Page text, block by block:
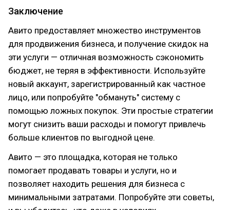
Заключение
Авито предоставляет множество инструментов
для продвижения бизнеса, и получение скидок на
эти услуги — отличная возможность сэкономить
бюджет, не теряя в эффективности. Используйте
новый аккаунт, зарегистрированный как частное
лицо, или попробуйте "обмануть" систему с
помощью ложных покупок. Эти простые стратегии
могут снизить ваши расходы и помогут привлечь
больше клиентов по выгодной цене.
Авито — это площадка, которая не только
помогает продавать товары и услуги, но и
позволяет находить решения для бизнеса с
минимальными затратами. Попробуйте эти советы,